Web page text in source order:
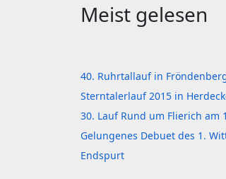
Meist gelesen
40. Ruhrtallauf in
Sterntalerlauf 2015 in
30. Lauf Rund um Flierich am
Gelungenes Debuet des 1.
Endspurt